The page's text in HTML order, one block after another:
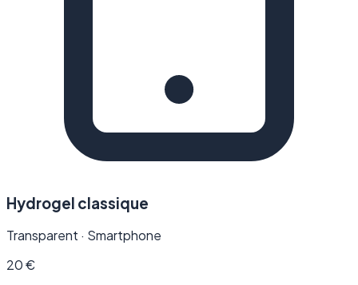
Hydrogel classique
Transparent · Smartphone
20€